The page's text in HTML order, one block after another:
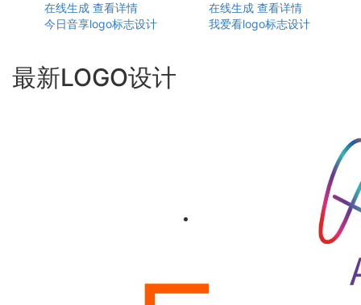
在线生成 查看详情
今日音享logo标志设计
在线生成 查看详情
我爱看logo标志设计
最新LOGO设计